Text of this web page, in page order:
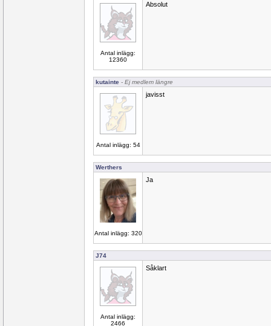
Antal inlägg:
12360
Absolut
kutainte - Ej medlem längre
Antal inlägg: 54
javisst
Werthers
Antal inlägg: 320
Ja
J74
Antal inlägg:
2466
Såklart